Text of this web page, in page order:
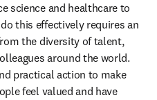
science and healthcare to
this effectively requires an
the diversity of talent,
around the world.
practical action to make
feel valued and have